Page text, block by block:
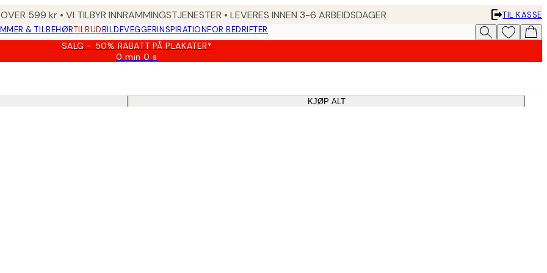
599 kr • VI TILBYR INNRAMMINGSTJENESTER • LEVERES INNEN 3-6 ARBEIDSDAGER
TIL KASSE
& TILBEHØRTILBUDBILDEVEGGERINSPIRATIONFOR BEDRIFTER
SALG - 50% RABATT PÅ PLAKATER*
0 min0 s
Gyldig
med:
KJØP ALT